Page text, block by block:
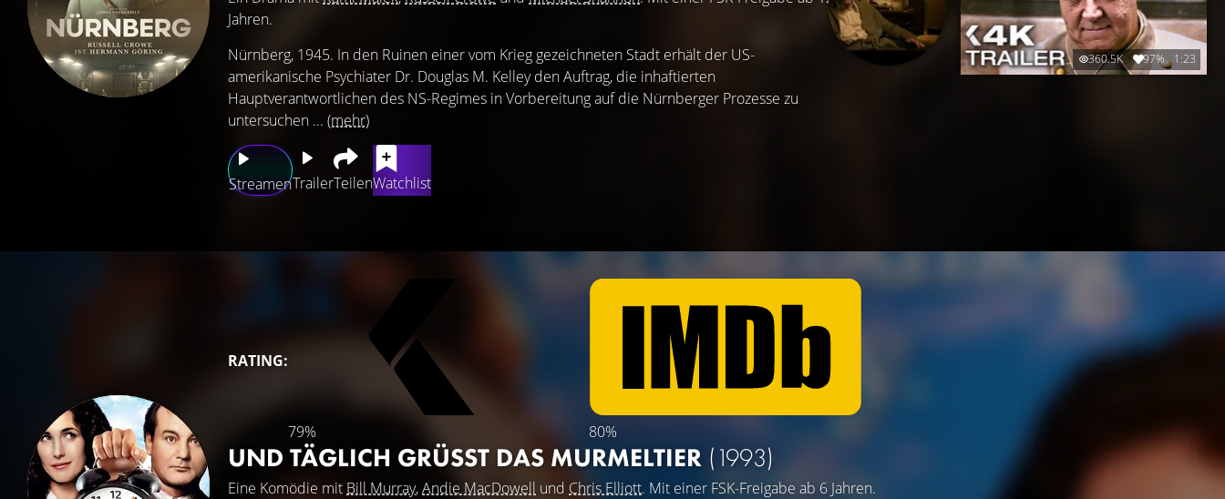
Jahren.
StreamenTrailerTeilenWatchlist
Nürnberg, 1945. In den Ruinen einer vom Krieg gezeichneten Stadt erhält der US-
amerikanische Psychiater Dr. Douglas M. Kelley den Auftrag, die inhaftierten
Hauptverantwortlichen des NS-Regimes in Vorbereitung auf die Nürnberger Prozesse zu
untersuchen ... (mehr)
360.5K 97% 1:23
RATING:
79% 80%
UND TÄGLICH GRÜSST DAS MURMELTIER (1993)
Eine Komödie mit Bill Murray,Andie MacDowell und Chris Elliott. Mit einer FSK-Freigabe ab 6 Jahren.